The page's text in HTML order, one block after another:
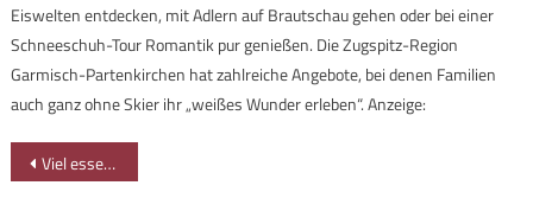
Eiswelten entdecken, mit Adlern auf Brautschau gehen oder bei einer
Schneeschuh-Tour Romantik pur genießen. Die Zugspitz-Region
Garmisch-Partenkirchen hat zahlreiche Angebote, bei denen Familien
auch ganz ohne Skier ihr „weißes Wunder erleben“. Anzeige:
Beitragsnavigation
Viel essen, viel sehen: Stadtrundgang in Dublin